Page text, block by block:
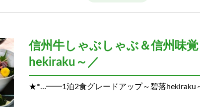
信州牛しゃぶしゃぶ＆信州味
hekiraku～／
★*…━━1泊2食グレードアップ～碧落